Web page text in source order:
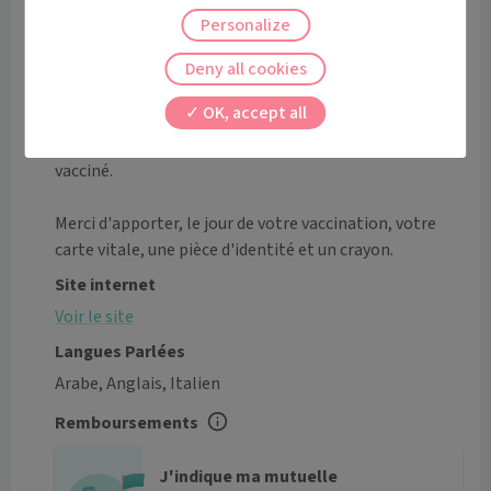
pharmacie accueille pour se faire vacciner les
personnes volontaires répondant aux catégories
Merci donc de bien respecter les consignes qui vous
seront données lors du choix du motif de consultation.
vacciné.
Merci d'apporter, le jour de votre vaccination, votre
Site internet
Voir le site
Langues Parlées
Arabe, Anglais, Italien
Remboursements
J'indique ma mutuelle
OK, accept all
Deny all cookies
Personalize